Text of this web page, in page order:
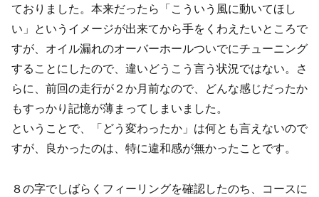
ておりました。本来だったら「こういう風に動いてほし
い」というイメージが出来てから手をくわえたいところで
すが、オイル漏れのオーバーホールついでにチューニング
することにしたので、違いどうこう言う状況ではない。さ
らに、前回の走行が２か月前なので、どんな感じだったか
もすっかり記憶が薄まってしまいました。
ということで、「どう変わったか」は何とも言えないので
すが、良かったのは、特に違和感が無かったことです。
８の字でしばらくフィーリングを確認したのち、コースに